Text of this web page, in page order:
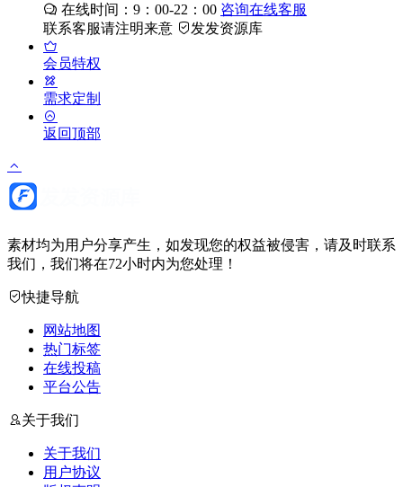
在线时间：9：00-22：00 咨询在线客服
联系客服请注明来意
发发资源库
会员特权
需求定制
返回顶部
素材均为用户分享产生，如发现您的权益被侵害，请及时联系
我们，我们将在72小时内为您处理！
快捷导航
网站地图
热门标签
在线投稿
平台公告
关于我们
关于我们
用户协议